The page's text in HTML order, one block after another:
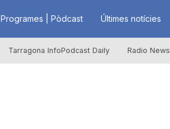
Programes | Pòdcast Últimes notícies
Tarragona InfoPodcast Daily Radio News